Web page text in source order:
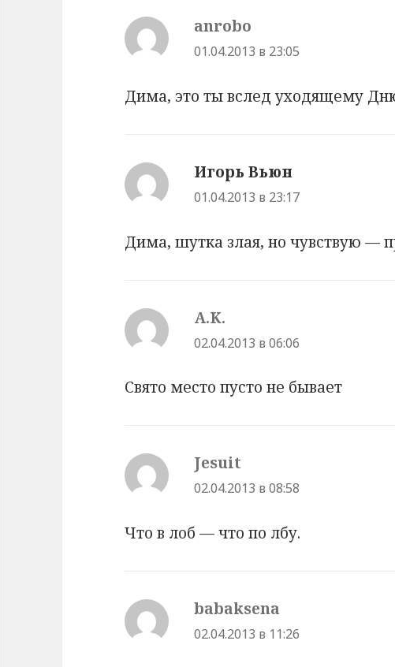
anrobo
01.04.2013 в 23:05
Дима, это ты вслед уходящему
Игорь Вьюн
01.04.2013 в 23:17
Дима, шутка злая, но чувствую —
A.K.
02.04.2013 в 06:06
Свято место пусто не бывает
Jesuit
02.04.2013 в 08:58
Что в лоб — что по лбу.
babaksena
02.04.2013 в 11:26